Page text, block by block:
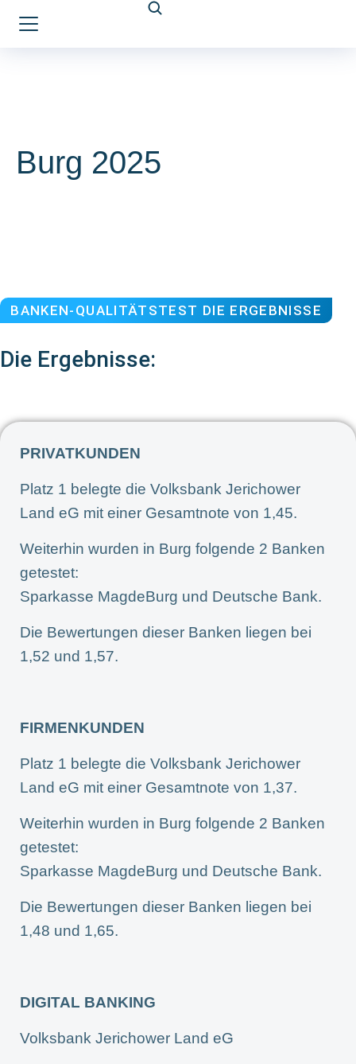
Burg 2025
BANKEN-QUALITÄTSTEST DIE ERGEBNISSE
Die Ergebnisse:
PRIVATKUNDEN
Platz 1 belegte die Volksbank Jerichower
Land eG mit einer Gesamtnote von 1,45.
Weiterhin wurden in Burg folgende 2 Banken
getestet:
Sparkasse MagdeBurg und Deutsche Bank.
Die Bewertungen dieser Banken liegen bei
1,52 und 1,57.
FIRMENKUNDEN
Platz 1 belegte die Volksbank Jerichower
Land eG mit einer Gesamtnote von 1,37.
Weiterhin wurden in Burg folgende 2 Banken
getestet:
Sparkasse MagdeBurg und Deutsche Bank.
Die Bewertungen dieser Banken liegen bei
1,48 und 1,65.
DIGITAL BANKING
Volksbank Jerichower Land eG